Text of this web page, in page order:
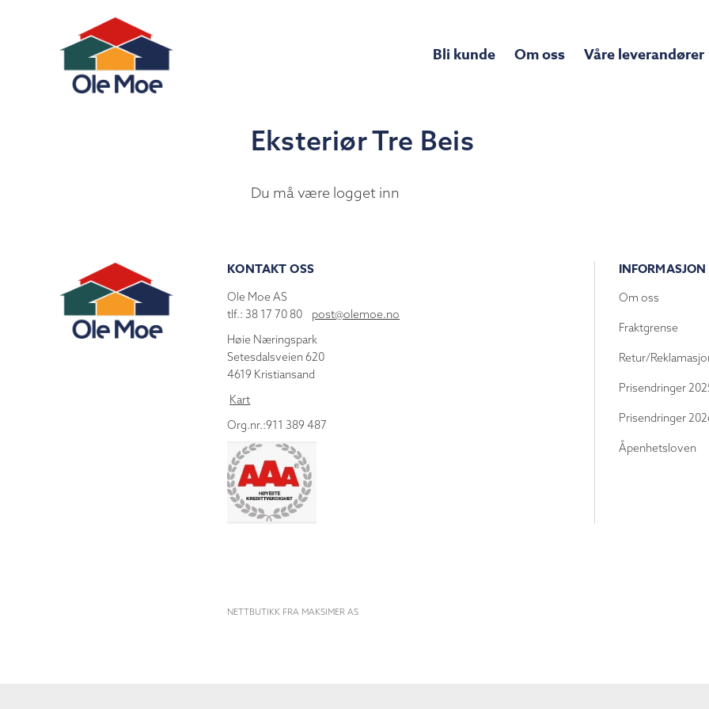
Bli kunde Om oss Våre leverandører
Eksteriør Tre Beis
Du må være logget inn
KONTAKT OSS
Ole Moe AS
tlf.: 38 17 70 80 post@olemoe.no
Høie Næringspark
Setesdalsveien 620
4619 Kristiansand
Kart
Org.nr.:911 389 487
INFORMASJON
Om oss
Fraktgrense
Retur/
Prisendringer
Prisendringer
Åpenhetsloven
NETTBUTIKK FRA MAKSIMER AS